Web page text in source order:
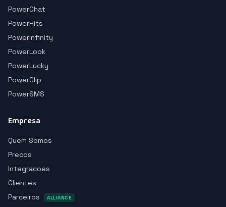
PowerChat
PowerHits
PowerInfinity
PowerLook
PowerLucky
PowerClip
PowerSMS
Empresa
Quem Somos
Precos
Integracoes
Clientes
Parceiros
ALLIANCE